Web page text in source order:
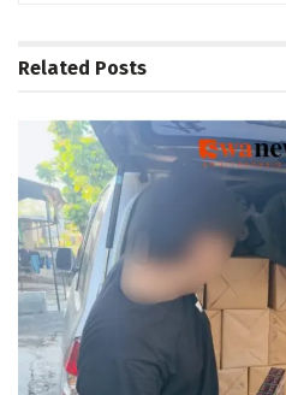
Related Posts